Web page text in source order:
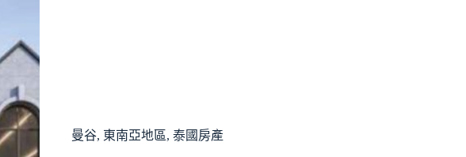
曼谷, 東南亞地區, 泰國房產